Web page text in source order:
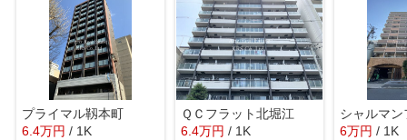
プライマル靱本町
6.4万円 / 1K
ＱＣフラット北堀江
6.4万円 / 1K 6万円 / 1K